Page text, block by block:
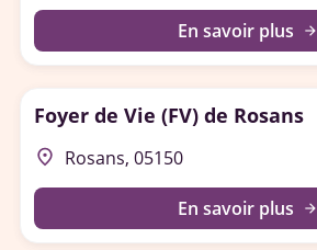
En savoir plus arrow_forward
Foyer de Vie (FV) de Rosans
place Rosans, 05150
En savoir plus arrow_forward